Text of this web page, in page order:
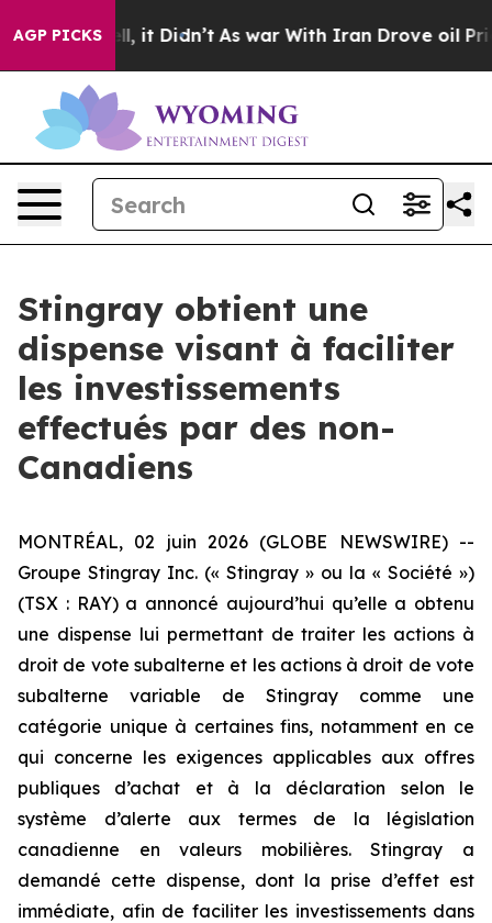
AGP PICKS
Well, it Didn’t As war With Iran Drove oil Prices
Stingray obtient une
dispense visant à faciliter
les investissements
effectués par des non-
Canadiens
MONTRÉAL, 02 juin 2026 (GLOBE NEWSWIRE) --
Groupe Stingray Inc. (« Stingray » ou la « Société »)
(TSX : RAY) a annoncé aujourd’hui qu’elle a obtenu
une dispense lui permettant de traiter les actions à
droit de vote subalterne et les actions à droit de vote
subalterne variable de Stingray comme une
catégorie unique à certaines fins, notamment en ce
qui concerne les exigences applicables aux offres
publiques d’achat et à la déclaration selon le
système d’alerte aux termes de la législation
canadienne en valeurs mobilières. Stingray a
demandé cette dispense, dont la prise d’effet est
immédiate, afin de faciliter les investissements dans